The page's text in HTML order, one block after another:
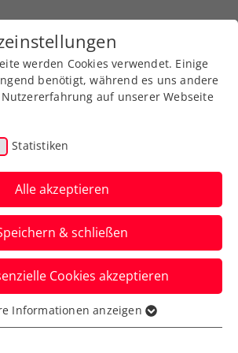
Newsübersicht
Generali
Cup Team
spielen hiermit 2024 im
den Abstieg aus der
werden Cookies verwendet. Einige
benötigt, während es uns andere
auf unserer Webseite
Statistiken
Alle akzeptieren
& schließen
Cookies akzeptieren
werden für grundlegende
Informationen anzeigen